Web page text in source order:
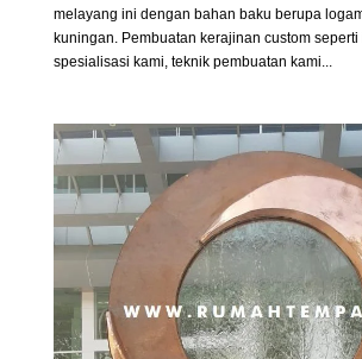
melayang ini dengan bahan baku berupa
kuningan. Pembuatan kerajinan custom
spesialisasi kami, teknik pembuatan kami...